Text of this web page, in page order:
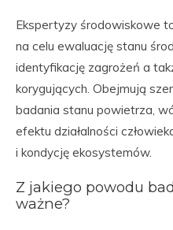
Ekspertyzy środowiskowe
na celu ewaluację stanu
identyfikację zagrożeń a
korygujących. Obejmują
badania stanu powietrza,
efektu działalności
i kondycję ekosystemów.
Z jakiego powodu
ważne?